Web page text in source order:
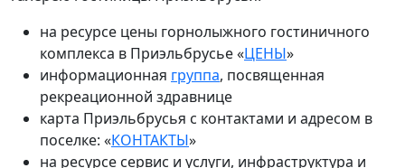
на ресурсе цены горнолыжного гостиничного
комплекса в Приэльбрусье «ЦЕНЫ»
информационная группа, посвященная
рекреационной здравнице
карта Приэльбрусья с контактами и адресом в
поселке: «КОНТАКТЫ»
на ресурсе сервис и услуги, инфраструктура и